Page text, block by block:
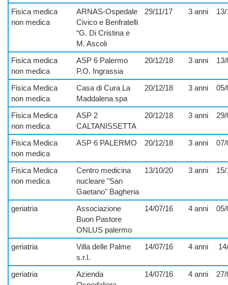
Fisica medica
non medica
ARNAS-Ospedale
Civico e Benfratelli
“G. Di Cristina e
M. Ascoli
29/11/17 3 anni
Fisica medica
non medica
ASP 6 Palermo
P.O. Ingrassia
20/12/18 3 anni
Fisica Medica
non medica
Casa di Cura La
Maddalena spa
20/12/18 3 anni 05/
Fisica Medica
non medica
ASP 2
CALTANISSETTA
20/12/18 3 anni 29/
Fisica Medica
non medica
ASP 6 PALERMO 20/12/18 3 anni 07/
Fisica Medica
non medica
Centro medicina
nucleare "San
Gaetano" Bagheria
13/10/20 3 anni
geriatria
Associazione
Buon Pastore
ONLUS palermo
14/07/16 4 anni 05/
geriatria
Villa delle Palme
s.r.l.
14/07/16 4 anni
geriatria
Azienda
14/07/16 4 anni 27/